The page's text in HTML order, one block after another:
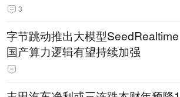
3
字节跳动推出大模型SeedRealtime
国产算力逻辑有望持续加强